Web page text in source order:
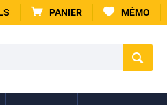
PANIER MÉMO